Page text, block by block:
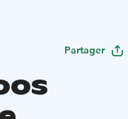
Partager